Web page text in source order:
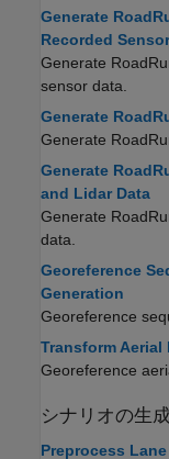
Generate
Recorded
Generate
sensor data.
Generate
Generate
Generate
and Lidar Data
Generate
data.
Georeference
Generation
Georeference
Transform
Georeference
シナリオの生
Preprocess